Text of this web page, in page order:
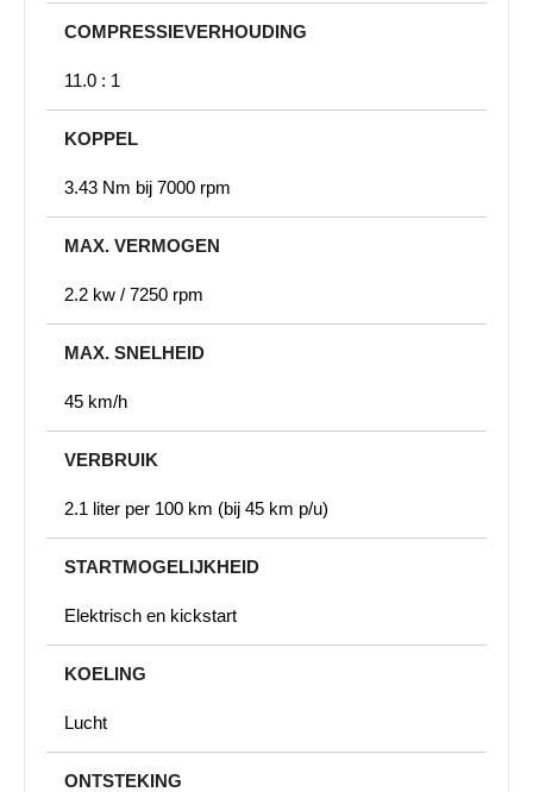
COMPRESSIEVERHOUDING
11.0 : 1
KOPPEL
3.43 Nm bij 7000 rpm
MAX. VERMOGEN
2.2 kw / 7250 rpm
MAX. SNELHEID
45 km/h
VERBRUIK
2.1 liter per 100 km (bij 45 km p/u)
STARTMOGELIJKHEID
Elektrisch en kickstart
KOELING
Lucht
ONTSTEKING